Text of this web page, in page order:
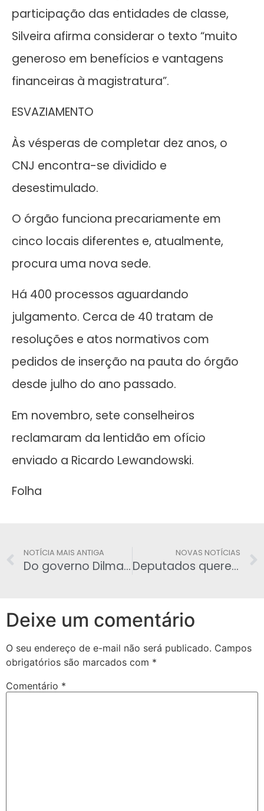
participação das entidades de classe,
Silveira afirma considerar o texto “muito
generoso em benefícios e vantagens
financeiras à magistratura”.
ESVAZIAMENTO
Às vésperas de completar dez anos, o
CNJ encontra-se dividido e
desestimulado.
O órgão funciona precariamente em
cinco locais diferentes e, atualmente,
procura uma nova sede.
Há 400 processos aguardando
julgamento. Cerca de 40 tratam de
resoluções e atos normativos com
pedidos de inserção na pauta do órgão
desde julho do ano passado.
Em novembro, sete conselheiros
reclamaram da lentidão em ofício
enviado a Ricardo Lewandowski.
Folha
NOTÍCIA MAIS ANTIGA
Do governo Dilma há pouco a esperar
NOVAS NOTÍCIAS
Deputados querem limitar reajuste de seu salário
Deixe um comentário
O seu endereço de e-mail não será publicado. Campos
obrigatórios são marcados com *
Comentário *